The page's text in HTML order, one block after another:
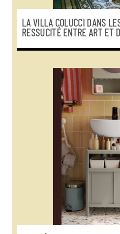
LA VILLA COLUCCI DANS
RESSUCITÉ ENTRE ART ET